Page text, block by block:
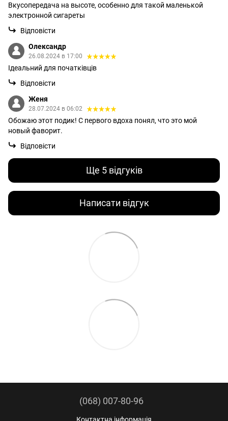
Вкусопередача на высоте, особенно для такой маленькой
электронной сигареты
Відповісти
Олександр
26.08.2024 в 17:00
Ідеальний для початківців
Відповісти
Женя
28.07.2024 в 06:02
Обожаю этот подик! С первого вдоха понял, что это мой
новый фаворит.
Відповісти
Ще 5 відгуків
Написати відгук
(068) 007-80-96
Контактна інформація